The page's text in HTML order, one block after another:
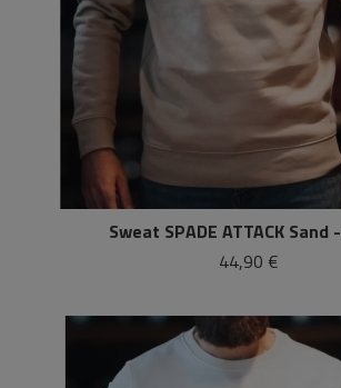
Sweat SPADE ATTACK Sand
44,90 €